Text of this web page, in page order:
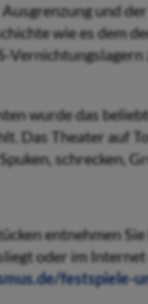
und
wie es dem
Vernichtungslagern
wurde das
Das Theater auf
schrecken,
entnehmen
oder im
festspiele-